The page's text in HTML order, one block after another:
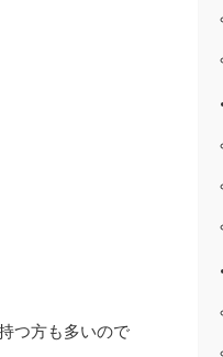
つ方も多いので